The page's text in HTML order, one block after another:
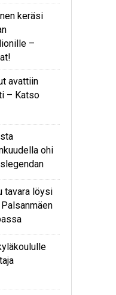
keräsi
–
avattiin
– Katso
ohi
tavara löysi